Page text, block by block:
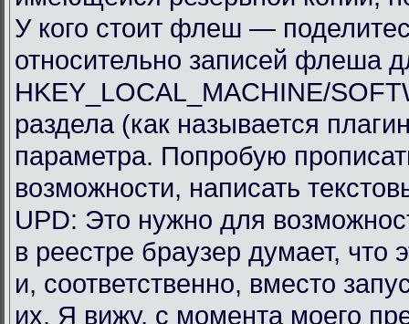
У кого стоит флеш —
относительно записей флеша
HKEY_LOCAL_MACHINE/
раздела (как называется
параметра. Попробую
возможности, написать
UPD: Это нужно для
в реестре браузер думает, что
и, соответственно, вместо
их. Я вижу, с момента моего